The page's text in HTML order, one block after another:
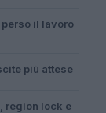
il lavoro
più attese
region lock e